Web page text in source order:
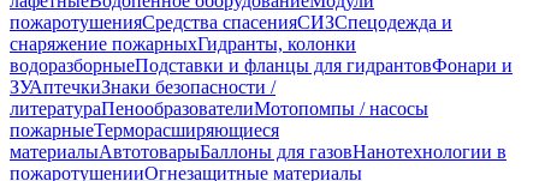
пожаротушенияСредства спасенияСИЗСпецодежда и
снаряжение пожарныхГидранты, колонки
водоразборныеПодставки и фланцы для гидрантовФонари и
ЗУАптечкиЗнаки безопасности /
литератураПенообразователиМотопомпы / насосы
пожарныеТерморасширяющиеся
материалыАвтотоварыБаллоны для газовНанотехнологии в
пожаротушенииОгнезащитные материалы